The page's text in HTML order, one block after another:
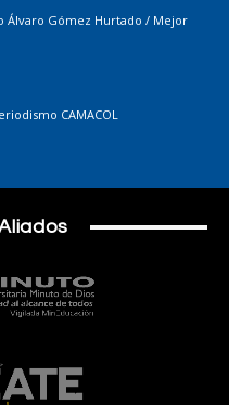
Álvaro Gómez Hurtado / Mejor
CAMACOL